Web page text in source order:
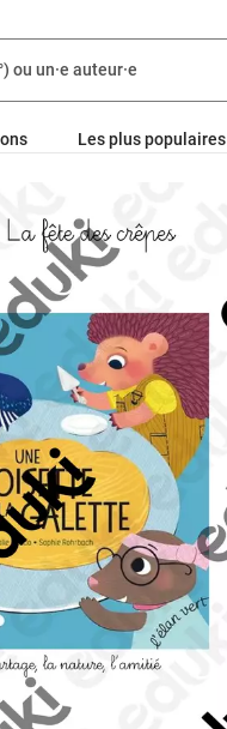
Les plus populaires